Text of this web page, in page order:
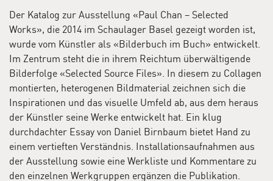
Foto: Peter Schnetz, Basel
Paul Chan ist 1973 in Hongkong geboren, er lebt und
arbeitet in New York. Sein Werk war in zahlreichen
internationalen Ausstellungen vertreten, darunter an
derdocumenta 13in Kassel, 2012;Making Worlds
Biennale Venedig, 2009, an der Whitney Biennale,
Whitney Museum of Art, New York, 2006, und an der
54th Carnegie International, Carnegie Museum of Art,
woraus ein breiter Strom aus Ideen und Assoziationen
hervorbricht, die miteinander verwirbeln und die
Gedanken mitreissen mit der Kraft ihres Sogs.
Der Katalog zur Ausstellung «Paul Chan – Selected
Works», die 2014 im Schaulager Basel gezeigt worden ist,
wurde vom Künstler als «Bilderbuch im Buch» entwickelt.
Im Zentrum steht die in ihrem Reichtum überwältigende
Bilderfolge «Selected Source Files». In diesem zu Collagen
montierten, heterogenen Bildma­terial zeichnen sich die
Inspirationen und das visuelle Umfeld ab, aus dem heraus
der Künstler seine Werke entwickelt hat. Ein klug
durchdachter Essay von Daniel Birnbaum bietet Hand zu
einem vertieften Verständnis. Installationsaufnahmen aus
der Ausstellung sowie eine Werkliste und Kommentare zu
den einzelnen Werkgruppen ergänzen die Publikation.